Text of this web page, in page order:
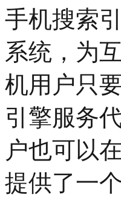
手机搜索
系统，为
机用户只
引擎服务
户也可以
提供了一